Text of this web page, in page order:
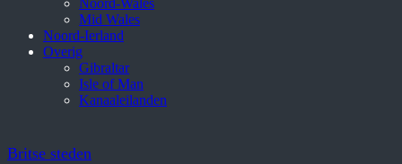
Noord-Wales
Mid Wales
Noord-Ierland
Overig
Gibraltar
Isle of Man
Kanaaleilanden
Britse steden